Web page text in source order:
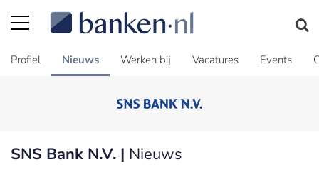
Profiel Nieuws Werken bij Vacatures Events
SNS Bank N.V. | Nieuws